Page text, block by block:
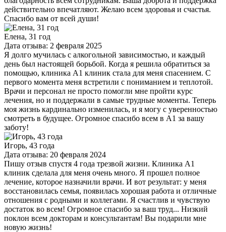
действительно впечатляют. Желаю всем здоровья и счастья.
Спасибо вам от всей души!
Елена, 31 год
Дата отзыва: 2 февраля 2025
Я долго мучилась с алкогольной зависимостью, и каждый
день был настоящей борьбой. Когда я решила обратиться за
помощью, клиника А1 клиник стала для меня спасением. С
первого момента меня встретили с пониманием и теплотой.
Врачи и персонал не просто помогли мне пройти курс
лечения, но и поддержали в самые трудные моменты. Теперь
моя жизнь кардинально изменилась, и я могу с уверенностью
смотреть в будущее. Огромное спасибо всем в А1 за вашу
заботу!
Игорь, 43 года
Дата отзыва: 20 февраля 2024
Пишу отзыв спустя 4 года трезвой жизни. Клиника А1
клиник сделала для меня очень много. Я прошел полное
лечение, которое назначили врачи. И вот результат: у меня
восстановилась семья, появилась хорошая работа и отличные
отношения с родными и коллегами. Я счастлив и чувствую
достаток во всем! Огромное спасибо за ваш труд... Низкий
поклон всем докторам и консультантам! Вы подарили мне
новую жизнь!